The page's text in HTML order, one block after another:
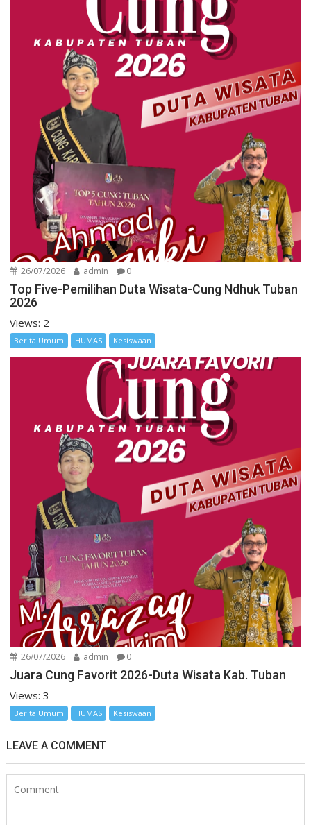
26/07/2026 admin 0
Top Five-Pemilihan Duta Wisata-Cung Ndhuk Tuban
2026
Views: 2
Berita Umum HUMAS Kesiswaan
26/07/2026 admin 0
Juara Cung Favorit 2026-Duta Wisata Kab. Tuban
Views: 3
Berita Umum HUMAS Kesiswaan
LEAVE A COMMENT